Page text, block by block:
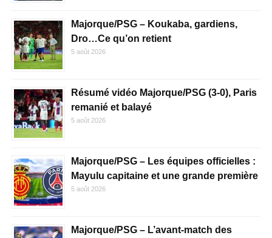
Majorque/PSG – Koukaba, gardiens,
Dro…Ce qu’on retient
5 août 2026
Résumé vidéo Majorque/PSG (3-0), Paris
remanié et balayé
5 août 2026
Majorque/PSG – Les équipes officielles :
Mayulu capitaine et une grande première
5 août 2026
Majorque/PSG – L’avant-match des